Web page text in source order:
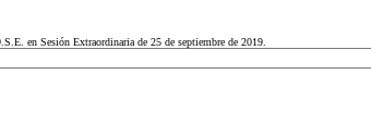
en Sesión Extraordinaria de 25 de septiembre de 2019.